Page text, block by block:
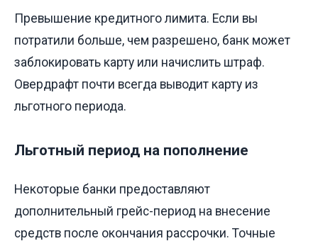
Превышение кредитного лимита. Если вы
потратили больше, чем разрешено, банк может
заблокировать карту или начислить штраф.
Овердрафт почти всегда выводит карту из
льготного периода.
Льготный период на пополнение
Некоторые банки предоставляют
дополнительный грейс-период на внесение
средств после окончания рассрочки. Точные